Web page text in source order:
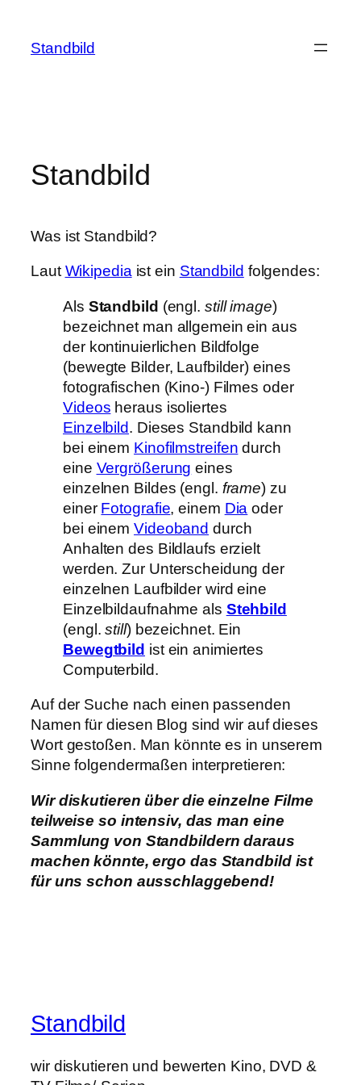
springen
Standbild
Standbild
Was ist Standbild?
Laut Wikipedia ist ein Standbild folgendes:
Als Standbild (engl. still image)
bezeichnet man allgemein ein aus
der kontinuierlichen Bildfolge
(bewegte Bilder, Laufbilder) eines
fotografischen (Kino-) Filmes oder
Videos heraus isoliertes
Einzelbild. Dieses Standbild kann
bei einem Kinofilmstreifen durch
eine Vergrößerung eines
einzelnen Bildes (engl. frame) zu
einer Fotografie, einem Dia oder
bei einemVideoband durch
Anhalten des Bildlaufs erzielt
werden. Zur Unterscheidung der
einzelnen Laufbilder wird eine
Einzelbildaufnahme als Stehbild
(engl.still) bezeichnet. Ein
Bewegtbild ist ein animiertes
Computerbild.
Auf der Suche nach einen passenden
Namen für diesen Blog sind wir auf dieses
Wort gestoßen. Man könnte es in unserem
Sinne folgendermaßen interpretieren:
Wir diskutieren über die einzelne Filme
teilweise so intensiv, das man eine
Sammlung von Standbildern daraus
machen könnte, ergo das Standbild ist
für uns schon ausschlaggebend!
Standbild
wir diskutieren und bewerten Kino, DVD &